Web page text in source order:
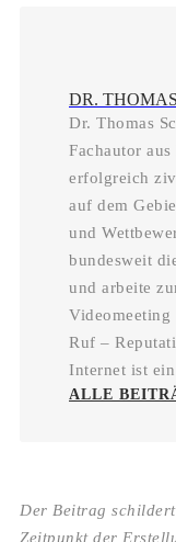
DR.
Dr. Thomas
Fachautor
erfolgreich
auf dem
und
bundesweit
und arbeite
Videomeeting
Ruf –
Internet ist
ALLE
Der Beitrag
Zeitpunkt der